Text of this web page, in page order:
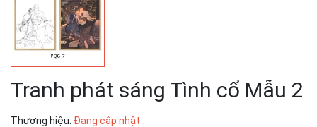
Tranh phát sáng Tình cổ Mẫu 2
Thương hiệu: Đang cập nhật